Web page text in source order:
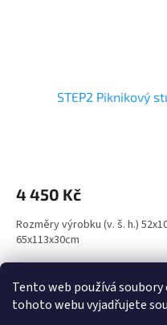
Tento web používá
tohoto webu vyjadřujete
STEP2 Piknikový
4 450 Kč
Rozměry výrobku (v. š. h.)
65x113x30cm